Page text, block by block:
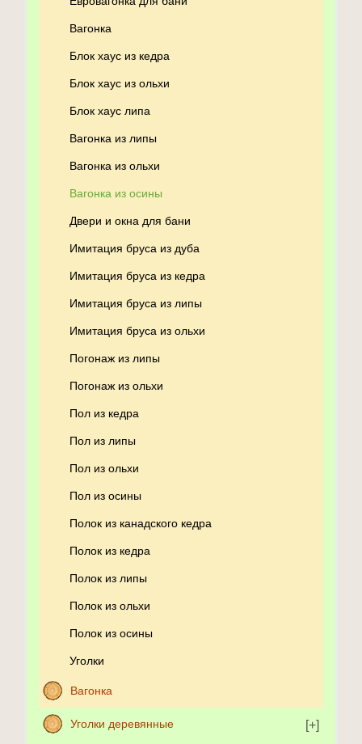
Вагонка
Блок хаус из кедра
Блок хаус из ольхи
Блок хаус липа
Вагонка из липы
Вагонка из ольхи
Вагонка из осины
Двери и окна для бани
Имитация бруса из дуба
Имитация бруса из кедра
Имитация бруса из липы
Имитация бруса из ольхи
Погонаж из липы
Погонаж из ольхи
Пол из кедра
Пол из липы
Пол из ольхи
Пол из осины
Полок из канадского кедра
Полок из кедра
Полок из липы
Полок из ольхи
Полок из осины
Уголки
Вагонка
Уголки деревянные